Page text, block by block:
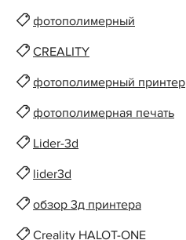
фотополимерный
CREALITY
фотополимерный принтер
фотополимерная печать
Lider-3d
lider3d
обзор 3д принтера
Creality HALOT-ONE